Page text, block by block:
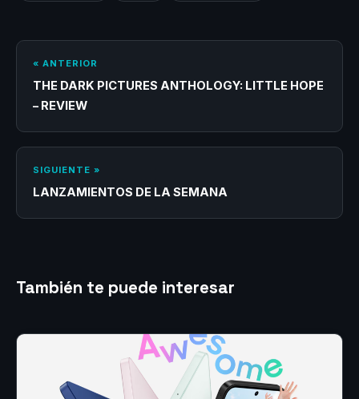
« ANTERIOR
THE DARK PICTURES ANTHOLOGY: LITTLE HOPE
– REVIEW
SIGUIENTE »
LANZAMIENTOS DE LA SEMANA
También te puede interesar